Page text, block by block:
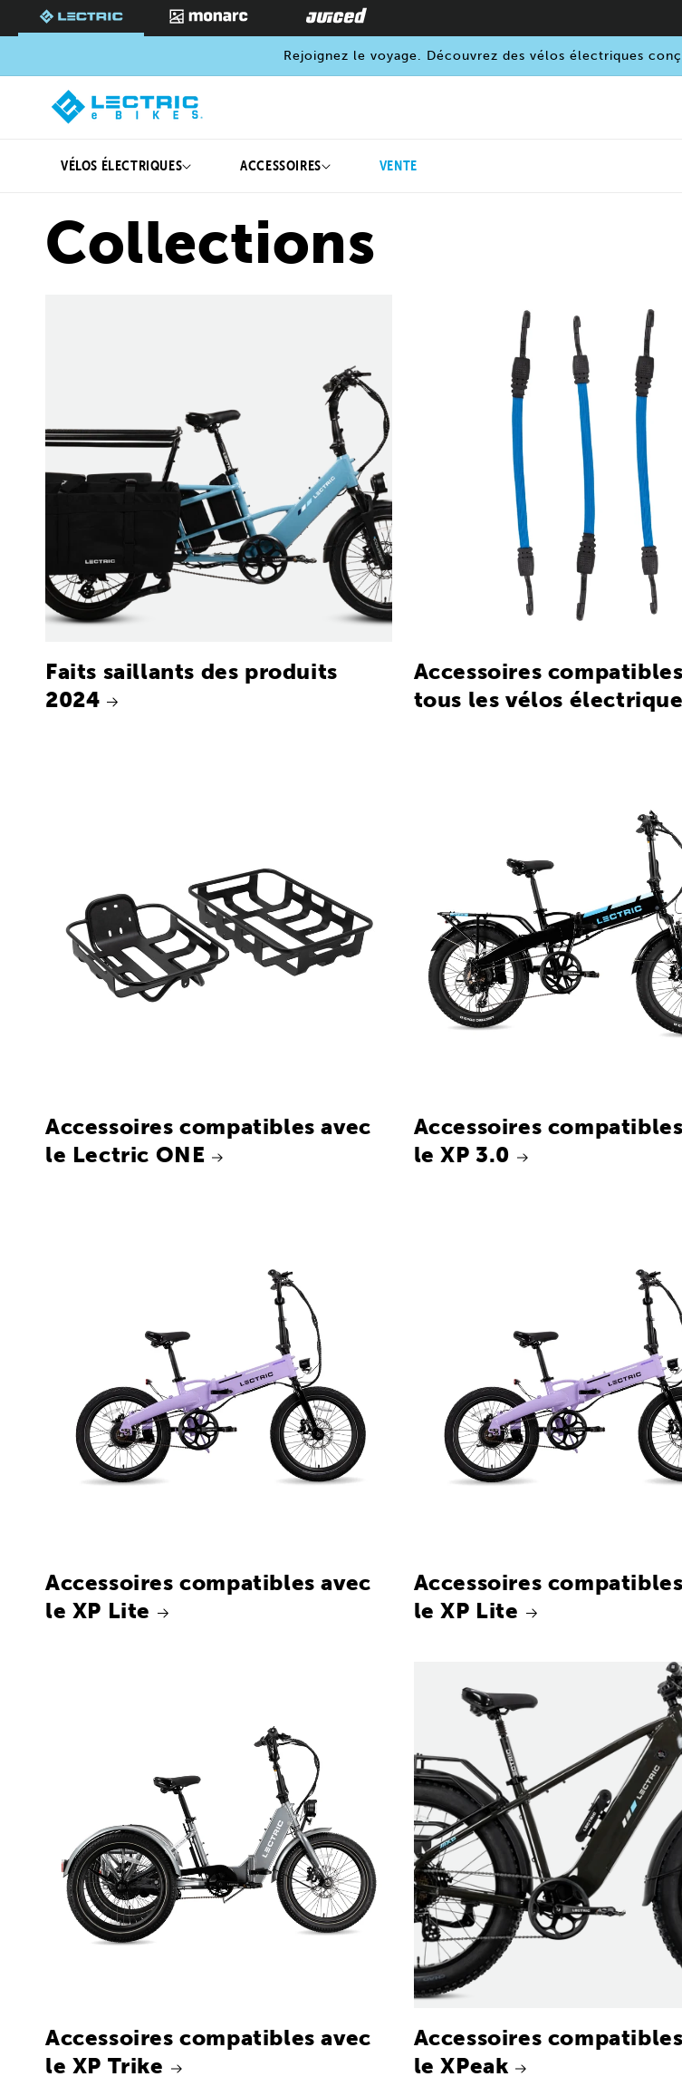
AU
CONTENU
Rejoignez le voyage. Découvrez des vélos électriques
VÉLOS ÉLECTRIQUES ACCESSOIRES VENTE
Collections
Faits saillants des produits
2024
Accessoires
tous les vélos
Accessoires compatibles avec
le Lectric ONE
Accessoires
le XP 3.0
Accessoires compatibles avec
le XP Lite
Accessoires
le XP Lite
Accessoires compatibles avec
le XP Trike
Accessoires
le XPeak